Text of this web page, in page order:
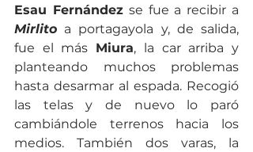
Esau Fernández
Mirlito a portagayola y, de salida,
fue el más Miura, la car arriba y
planteando muchos problemas
hasta desarmar al espada. Recogió
las telas y de nuevo lo paró
cambiándole terrenos hacia los
medios. También dos varas, la